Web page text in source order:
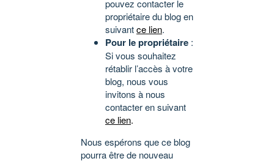
pouvez contacter le
propriétaire du blog en
suivantce lien.
Pour le propriétaire :
Si vous souhaitez
rétablir l’accès à votre
blog, nous vous
invitons à nous
contacter en suivant
ce lien.
Nous espérons que ce blog
pourra être de nouveau